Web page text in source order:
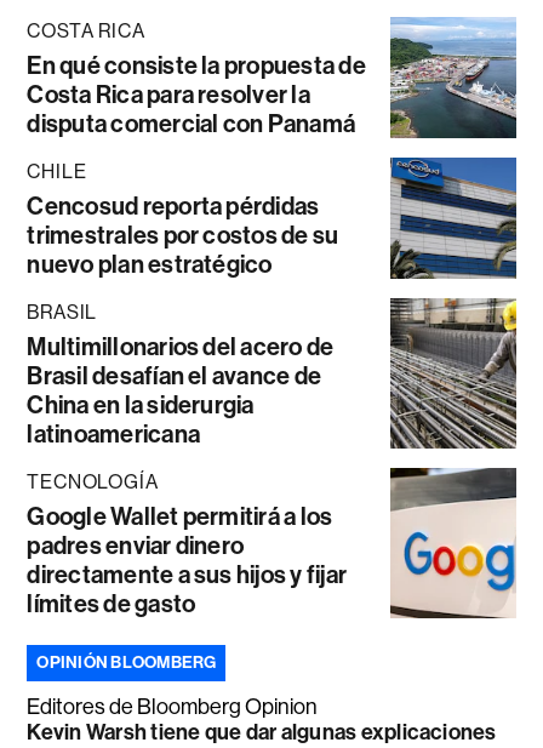
COSTA RICA
En qué consiste la propuesta de
Costa Rica para resolver la
disputa comercial con Panamá
CHILE
Cencosud reporta pérdidas
trimestrales por costos de su
nuevo plan estratégico
BRASIL
Multimillonarios del acero de
Brasil desafían el avance de
China en la siderurgia
latinoamericana
TECNOLOGÍA
Google Wallet permitirá a los
padres enviar dinero
directamente a sus hijos y fijar
límites de gasto
OPINIÓN BLOOMBERG
Editores de Bloomberg Opinion
Kevin Warsh tiene que dar algunas explicaciones